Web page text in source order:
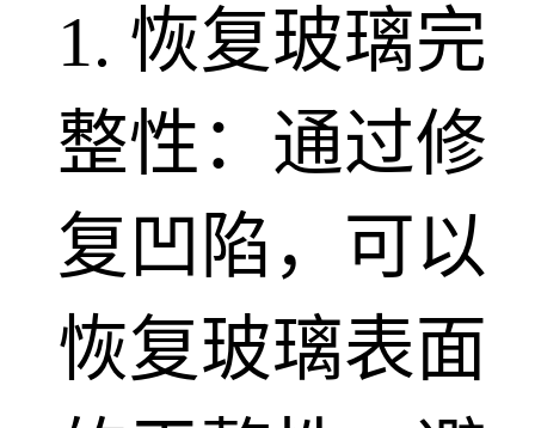
1. 恢复玻璃完
整性：通过修
复凹陷，可以
恢复玻璃表面